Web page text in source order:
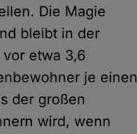
Die Magie
bleibt in der
etwa 3,6
je einen
der großen
wird, wenn